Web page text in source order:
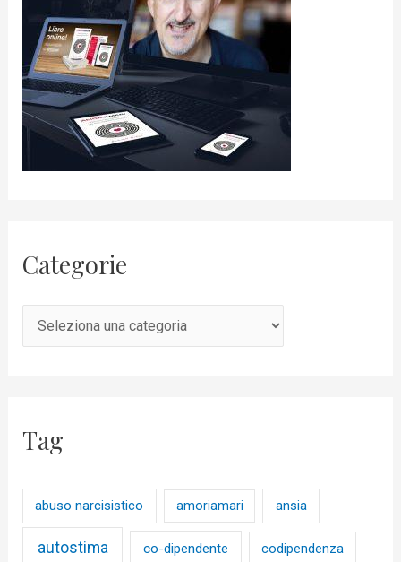
Categorie
Tag
abuso narcisistico amoriamari ansia
autostima co-dipendente codipendenza